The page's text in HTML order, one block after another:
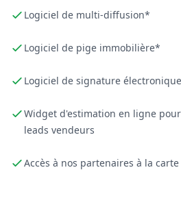
Logiciel de multi-diffusion*
Logiciel de pige immobilière*
Logiciel de signature
Widget d'estimation en ligne
leads vendeurs
Accès à nos partenaires à la carte